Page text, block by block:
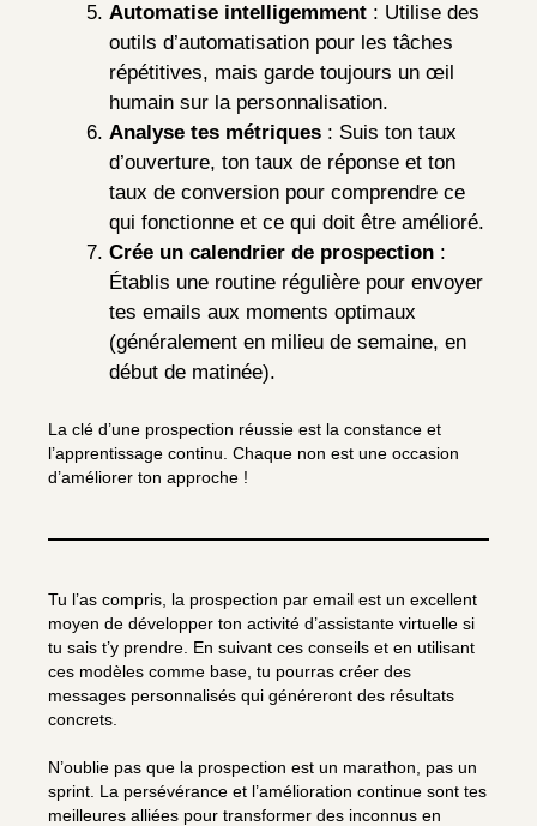
Automatise intelligemment : Utilise des
outils d’automatisation pour les tâches
répétitives, mais garde toujours un œil
humain sur la personnalisation.
Analyse tes métriques : Suis ton taux
d’ouverture, ton taux de réponse et ton
taux de conversion pour comprendre ce
qui fonctionne et ce qui doit être amélioré.
Crée un calendrier de prospection :
Établis une routine régulière pour envoyer
tes emails aux moments optimaux
(généralement en milieu de semaine, en
début de matinée).
La clé d’une prospection réussie est la constance et
l’apprentissage continu. Chaque non est une occasion
d’améliorer ton approche !
Tu l’as compris, la prospection par email est un excellent
moyen de développer ton activité d’assistante virtuelle si
tu sais t’y prendre. En suivant ces conseils et en utilisant
ces modèles comme base, tu pourras créer des
messages personnalisés qui généreront des résultats
concrets.
N’oublie pas que la prospection est un marathon, pas un
sprint. La persévérance et l’amélioration continue sont tes
meilleures alliées pour transformer des inconnus en